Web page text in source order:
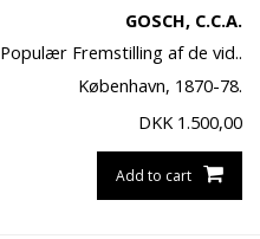
GOSCH, C.C.A.
Populær Fremstilling af de vid..
København, 1870-78.
DKK 1.500,00
Add to cart